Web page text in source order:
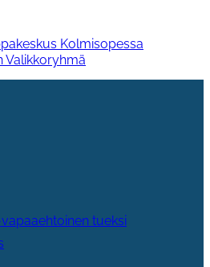
Valikkoryhmä
tueksi
Kolmisopessa